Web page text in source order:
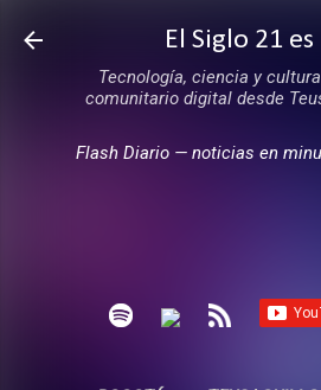
Ir al contenido
El Siglo 21
Tecnología, ciencia y
comunitario digital desde
Flash Diario — noticias en